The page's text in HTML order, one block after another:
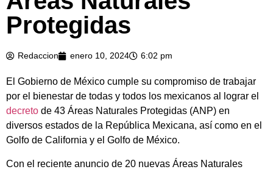
Protegidas
Redaccion enero 10, 2024 6:02 pm
El Gobierno de México cumple su compromiso de trabajar
por el bienestar de todas y todos los mexicanos al lograr el
decreto de 43 Áreas Naturales Protegidas (ANP) en
diversos estados de la República Mexicana, así como en el
Golfo de California y el Golfo de México.
Con el reciente anuncio de 20 nuevas Áreas Naturales